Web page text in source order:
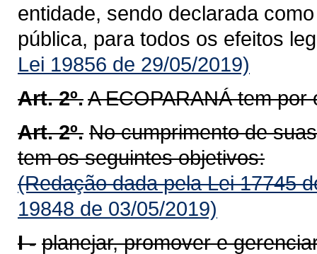
entidade, sendo declarada
pública, para todos os efeitos
Lei 19856 de 29/05/2019)
Art. 2º.A ECOPARANÁ tem por
Art. 2º. No cumprimento de
tem os seguintes objetivos:
(Redação dada pela Lei 17745
19848 de 03/05/2019)
I - planejar, promover e